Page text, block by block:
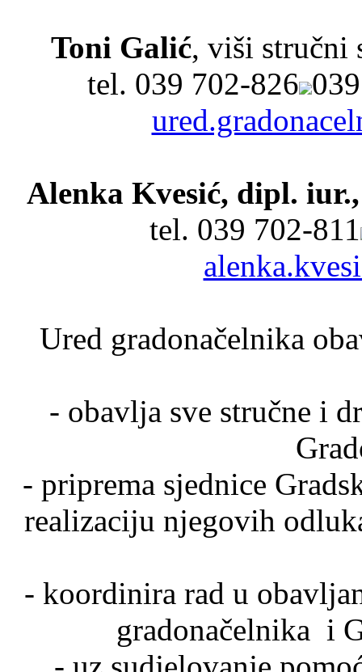
Toni Galić, viši stručni
tel. 039 702-826
Alenka Kvesić, dipl.
tel. 039 702-811
Ured gradonačelnika
- obavlja sve stručne i
- priprema sjednice
realizaciju njegovih
- koordinira rad u
gradonačelnika i